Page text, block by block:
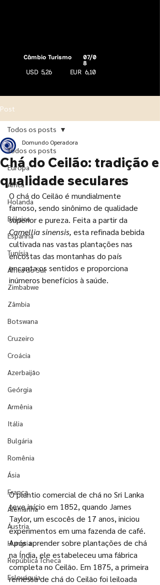
Câmbio Turismo
USD 5,26 EUR
07/0
8
6,10
Post
Todos os posts
Europa
África
Holanda
Bélgica
Espanha
Tunísia
África do Sul
Zimbabwe
Zâmbia
Botswana
Cruzeiro
Croácia
Azerbaijão
Geórgia
Armênia
Itália
Bulgária
Romênia
Ásia
França
Alemanha
Áustria
Hungria
República Tcheca
Eslováquia
Todos os posts
Chá do Ceilão: tradição e
qualidade seculares
Domundo Operadora
O chá do Ceilão é mundialmente
famoso, sendo sinônimo de qualidade
superior e pureza. Feita a partir da
Camellia sinensis, esta refinada bebida
cultivada nas vastas plantações nas
encostas das montanhas do país
encanta os sentidos e proporciona
inúmeros benefícios à saúde.
O plantio comercial de chá no Sri Lanka
teve início em 1852, quando James
Taylor, um escocês de 17 anos, iniciou
experimentos em uma fazenda de café.
Após aprender sobre plantações de chá
na Índia, ele estabeleceu uma fábrica
completa no Ceilão. Em 1875, a primeira
remessa de chá do Ceilão foi leiloada